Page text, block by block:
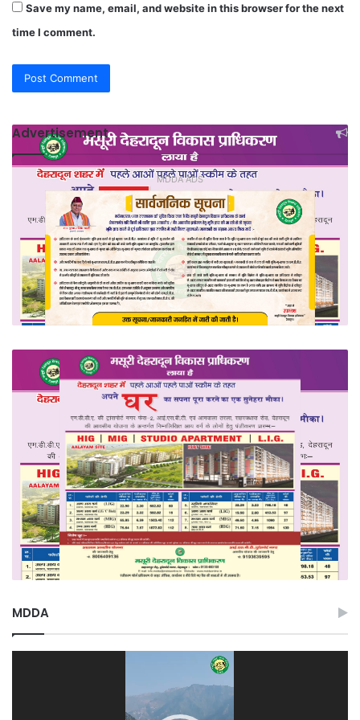
Save my name, email, and website in this browser for the next
time I comment.
Advertisement
MDDA ADS
MDDA